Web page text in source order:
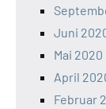
Juni
Mai 2020
April
Februar